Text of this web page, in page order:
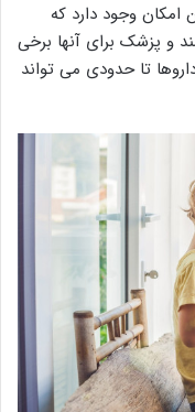
امکان وجود دارد که
و پزشک برای آنها برخی
تا حدودی می تواند